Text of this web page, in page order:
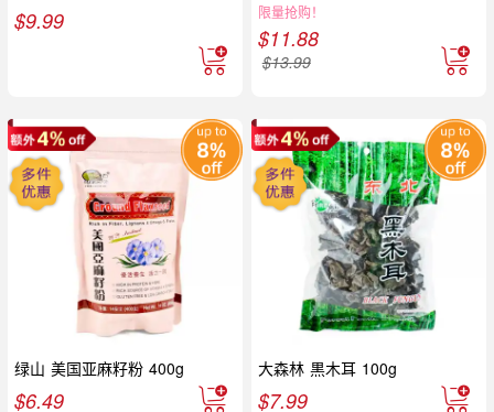
$9.99 限量抢购！
$11.88
$13.99
绿山 美国亚麻籽粉 400g
$6.49
大森林 黒木耳 100g
$7.99